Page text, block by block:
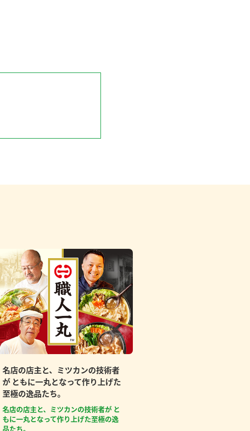
名店の店主と、ミツカンの技術者
が ともに一丸となって作り上げた
至極の逸品たち。
名店の店主と、ミツカンの技術者が と
もに一丸となって作り上げた至極の逸
品たち。